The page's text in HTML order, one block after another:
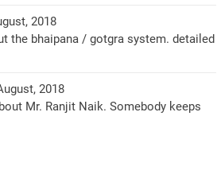
2018
the bhaipana / gotgra system. detailed
2018
Mr. Ranjit Naik. Somebody keeps